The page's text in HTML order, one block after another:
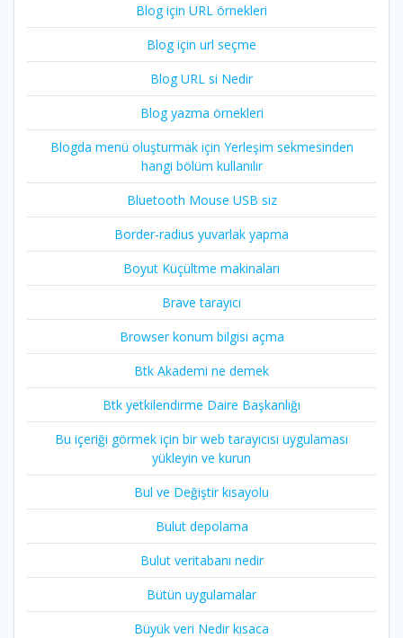
Blog için URL örnekleri
Blog için url seçme
Blog URL si Nedir
Blog yazma örnekleri
Blogda menü oluşturmak için Yerleşim sekmesinden
hangi bölüm kullanılır
Bluetooth Mouse USB siz
Border-radius yuvarlak yapma
Boyut Küçültme makinaları
Brave tarayıcı
Browser konum bilgisi açma
Btk Akademi ne demek
Btk yetkilendirme Daire Başkanlığı
Bu içeriği görmek için bir web tarayıcısı uygulaması
yükleyin ve kurun
Bul ve Değiştir kısayolu
Bulut depolama
Bulut veritabanı nedir
Bütün uygulamalar
Büyük veri Nedir kısaca